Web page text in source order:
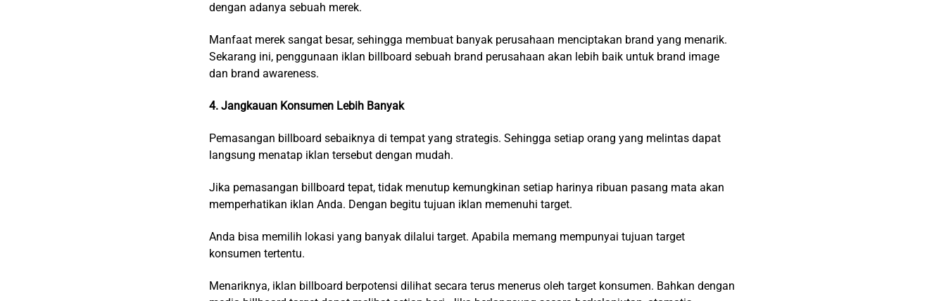
dengan adanya sebuah merek.
Manfaat merek sangat besar, sehingga membuat banyak perusahaan menciptakan brand yang menarik.
Sekarang ini, penggunaan iklan billboard sebuah brand perusahaan akan lebih baik untuk brand image
dan brand awareness.
4. Jangkauan Konsumen Lebih Banyak
Pemasangan billboard sebaiknya di tempat yang strategis. Sehingga setiap orang yang melintas dapat
langsung menatap iklan tersebut dengan mudah.
Jika pemasangan billboard tepat, tidak menutup kemungkinan setiap harinya ribuan pasang mata akan
memperhatikan iklan Anda. Dengan begitu tujuan iklan memenuhi target.
Anda bisa memilih lokasi yang banyak dilalui target. Apabila memang mempunyai tujuan target
konsumen tertentu.
Menariknya, iklan billboard berpotensi dilihat secara terus menerus oleh target konsumen. Bahkan dengan